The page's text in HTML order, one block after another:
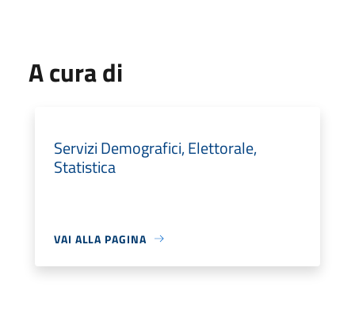
A cura di
Servizi Demografici, Elettorale,
Statistica
VAI ALLA PAGINA